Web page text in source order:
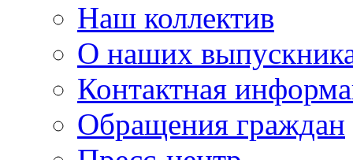
Наш коллектив
О наших
Контактная
Обращения граждан